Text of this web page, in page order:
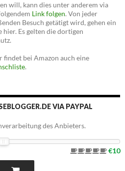
will, kann dies unter anderem via
Link folgen. Von jeder
Besuch getätigt wird, gehen ein
hier. Es gelten die dortigen
bei Amazon auch eine
.
VIA PAYPAL
des Anbieters.
€10